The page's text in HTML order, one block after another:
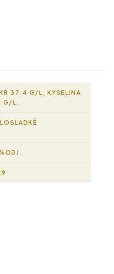
37.4 G/L, KYSELINA
G/L,